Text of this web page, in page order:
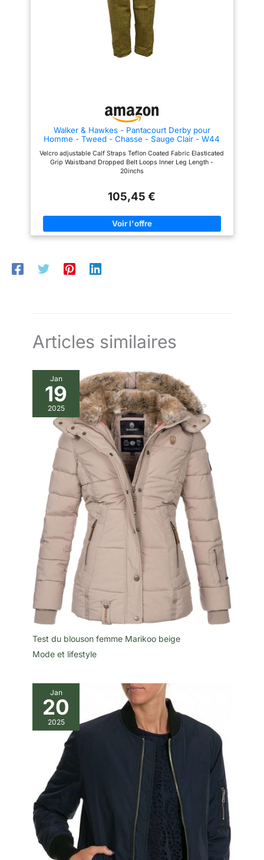
Walker & Hawkes - Pantacourt Derby pour
Homme - Tweed - Chasse - Sauge Clair - W44
Velcro adjustable Calf Straps Teflon Coated Fabric Elasticated
Grip Waistband Dropped Belt Loops Inner Leg Length -
20inchs
105,45 €
Articles similaires
Jan
19
2025
Test du blouson femme Marikoo beige
Mode et lifestyle
Jan
20
2025